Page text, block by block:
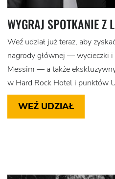
WYGRAJ SPOTKANIE Z
Weź udział już teraz, aby
nagrody głównej — wycieczki
Messim — a także
w Hard Rock Hotel i punktów
WEŹ UDZIAŁ